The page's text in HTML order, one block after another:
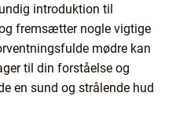
introduktion til
fremsætter nogle vigtige
mødre kan
til din forståelse og
en sund og strålende hud